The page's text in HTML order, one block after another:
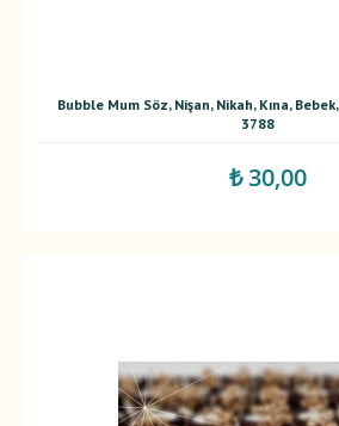
Bubble Mum Söz, Nişan, Nikah, Kına,
3788
₺ 30,00